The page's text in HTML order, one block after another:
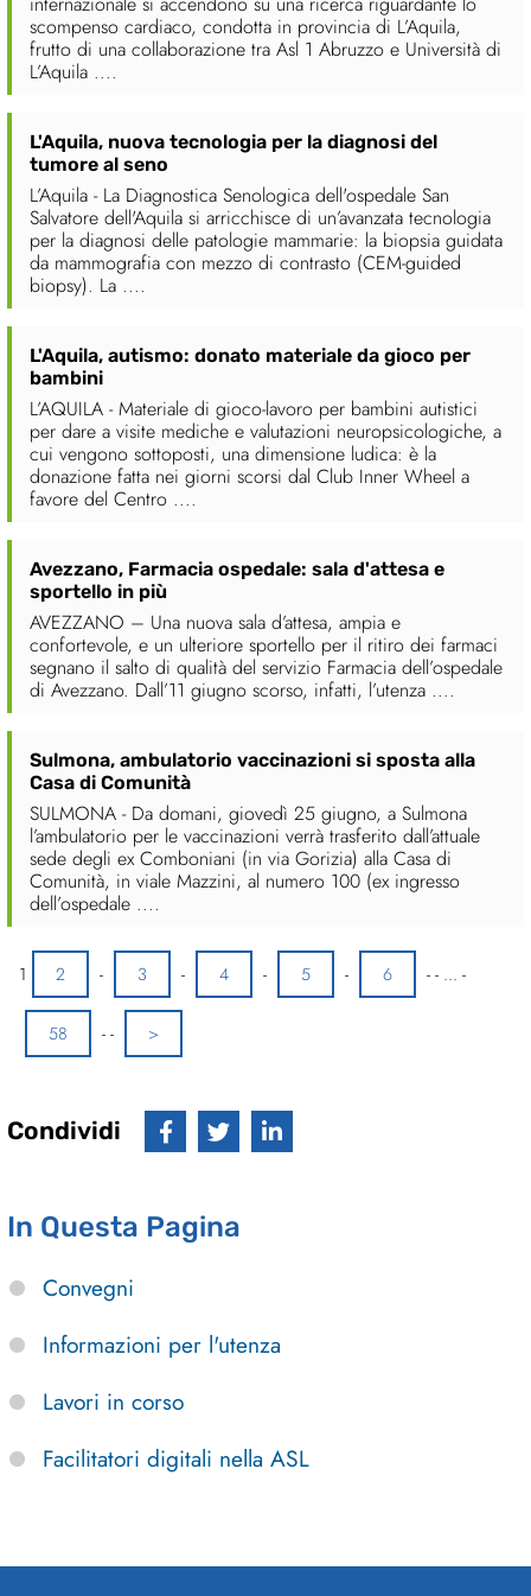
scompenso cardiaco, condotta in provincia di L’Aquila,
frutto di una collaborazione tra Asl 1 Abruzzo e Università di
L’Aquila ....
L'Aquila, nuova tecnologia per la diagnosi del
tumore al seno
L’Aquila - La Diagnostica Senologica dell'ospedale San
Salvatore dell'Aquila si arricchisce di un’avanzata tecnologia
per la diagnosi delle patologie mammarie: la biopsia guidata
da mammografia con mezzo di contrasto (CEM-guided
biopsy). La ....
L'Aquila, autismo: donato materiale da gioco per
bambini
L’AQUILA - Materiale di gioco-lavoro per bambini autistici
per dare a visite mediche e valutazioni neuropsicologiche, a
cui vengono sottoposti, una dimensione ludica: è la
donazione fatta nei giorni scorsi dal Club Inner Wheel a
favore del Centro ....
Avezzano, Farmacia ospedale: sala d'attesa e
sportello in più
AVEZZANO – Una nuova sala d’attesa, ampia e
confortevole, e un ulteriore sportello per il ritiro dei farmaci
segnano il salto di qualità del servizio Farmacia dell’ospedale
di Avezzano. Dall’11 giugno scorso, infatti, l’utenza ....
Sulmona, ambulatorio vaccinazioni si sposta alla
Casa di Comunità
SULMONA - Da domani, giovedì 25 giugno, a Sulmona
l’ambulatorio per le vaccinazioni verrà trasferito dall’attuale
sede degli ex Comboniani (in via Gorizia) alla Casa di
Comunità, in viale Mazzini, al numero 100 (ex ingresso
dell’ospedale ....
1 2 - 3 - 4 - 5 - 6 - - ... -
58 - - >
Condividi
In Questa Pagina
Convegni
Informazioni per l'utenza
Lavori in corso
Facilitatori digitali nella ASL